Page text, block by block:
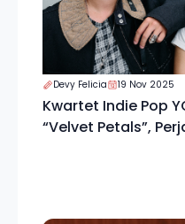
Devy Felicia 19 Nov 2025
Kwartet Indie Pop
“Velvet Petals”,